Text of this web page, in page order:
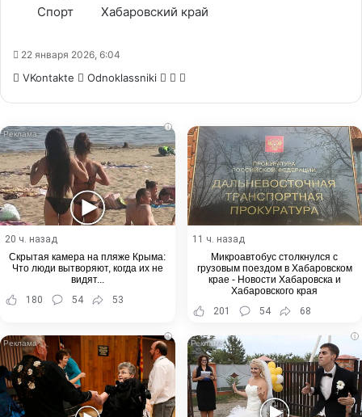
Спорт
Хабаровский край
22 января 2026, 6:04
VKontakte Odnoklassniki WhatsApp
Telegram
i
20 ч. назад
Скрытая камера на пляже Крыма:
Что люди вытворяют, когда их не
видят...
180
54 53
11 ч. назад
Микроавтобус столкнулся с
грузовым поездом в Хабаровском
крае - Новости Хабаровска и
Хабаровского края
201
54 68
i i